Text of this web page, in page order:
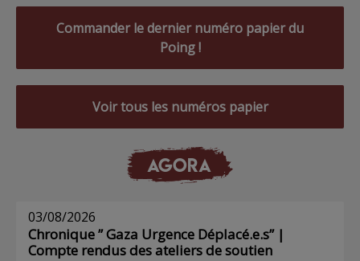
Commander le dernier numéro papier du
Poing !
Voir tous les numéros papier
AGORA
03/08/2026
Chronique ” Gaza Urgence Déplacé.e.s” |
Compte rendus des ateliers de soutien